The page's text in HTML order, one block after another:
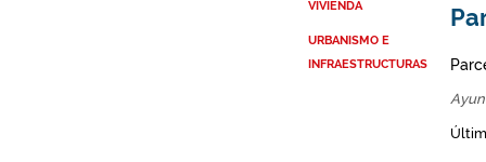
VIVIENDA
URBANISMO E
INFRAESTRUCTURAS